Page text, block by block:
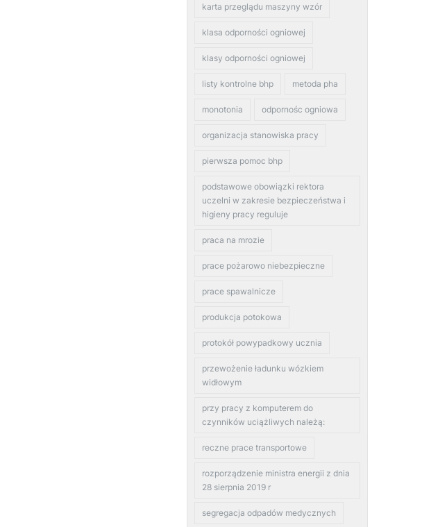
karta przeglądu maszyny wzór
klasa odporności ogniowej
klasy odporności ogniowej
listy kontrolne bhp metoda pha
monotonia odpornośc ogniowa
organizacja stanowiska pracy
pierwsza pomoc bhp
podstawowe obowiązki rektora
uczelni w zakresie bezpieczeństwa i
higieny pracy reguluje
praca na mrozie
prace pożarowo niebezpieczne
prace spawalnicze
produkcja potokowa
protokół powypadkowy ucznia
przewożenie ładunku wózkiem
widłowym
przy pracy z komputerem do
czynników uciążliwych należą:
reczne prace transportowe
rozporządzenie ministra energii z dnia
28 sierpnia 2019 r
segregacja odpadów medycznych